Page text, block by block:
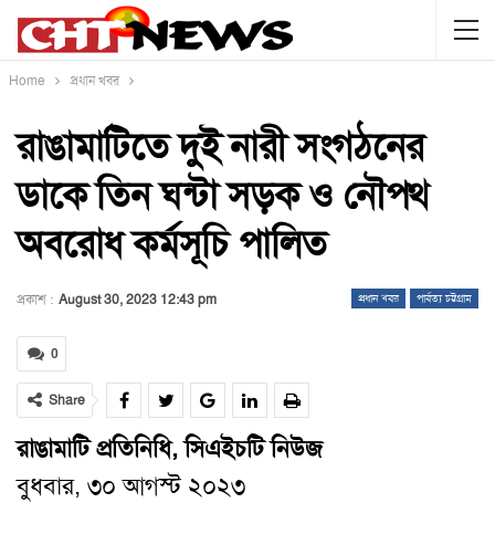
Home প্রধান খবর
রাঙামাটিতে দুই নারী সংগঠনের
ডাকে তিন ঘন্টা সড়ক ও নৌপথ
অবরোধ কর্মসূচি পালিত
প্রধান খবর পার্বত্য চট্টগ্রাম
প্রকাশ : August 30, 2023 12:43 pm
0
Share
রাঙামাটি প্রতিনিধি, সিএইচটি নিউজ
বুধবার, ৩০ আগস্ট ২০২৩